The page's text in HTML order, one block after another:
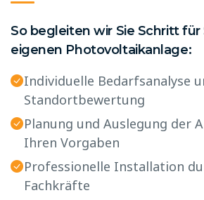
So begleiten wir Sie Schritt
eigenen Photovoltaikanlage:
Individuelle Bedarfsanalyse
Standortbewertung
Planung und Auslegung der
Ihren Vorgaben
Professionelle Installation
Fachkräfte